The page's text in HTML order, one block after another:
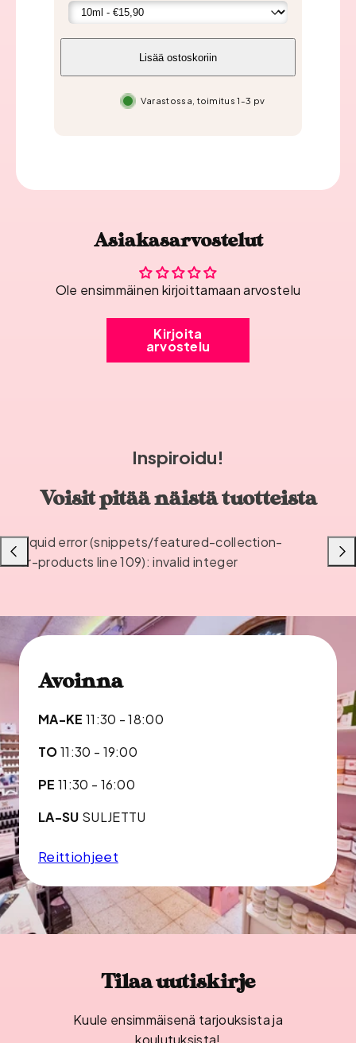
Lisää ostoskoriin
Varastossa, toimitus 1-3 pv
Asiakasarvostelut
Ole ensimmäinen kirjoittamaan arvostelu
Kirjoita
arvostelu
Inspiroidu!
Voisit pitää näistä tuotteista
Liquid error (snippets/featured-collection-
or-products line 109): invalid integer
Liu'uta
vasemmalle
Avoinna
MA-KE 11:30 - 18:00
TO11:30 - 19:00
PE 11:30 - 16:00
LA-SU SULJETTU
Reittiohjeet
Tilaa uutiskirje
Kuule ensimmäisenä tarjouksista ja
koulutuksista!